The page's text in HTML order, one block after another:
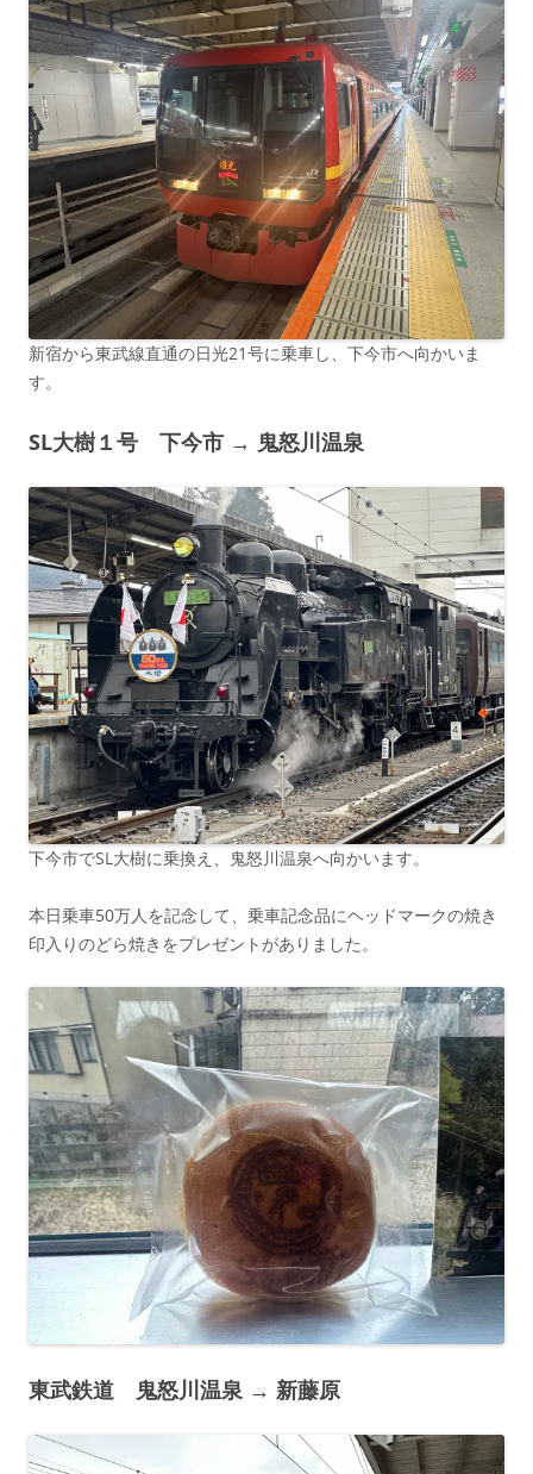
新宿から東武線直通の日光21号に乗車し、下今市へ向かいま
す。
SL大樹１号 下今市 → 鬼怒川温泉
下今市でSL大樹に乗換え、鬼怒川温泉へ向かいます。
本日乗車50万人を記念して、乗車記念品にヘッドマークの焼き
印入りのどら焼きをプレゼントがありました。
東武鉄道 鬼怒川温泉 → 新藤原